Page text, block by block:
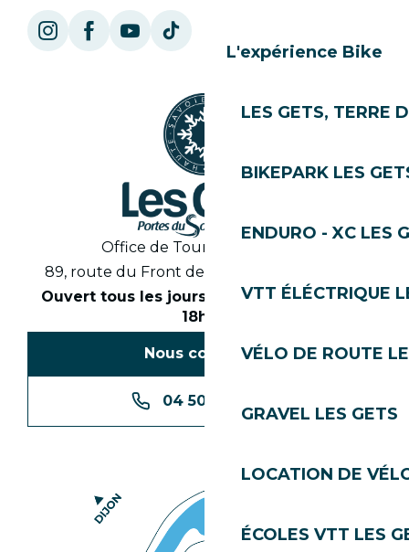
L'expérience Bike
LES GETS, TERRE
BIKEPARK LES
ENDURO - XC LES
VTT ÉLÉCTRIQUE
VÉLO DE ROUTE
GRAVEL LES GETS
LOCATION DE
ÉCOLES VTT LES
Office de Tourisme des Gets
89, route du Front de Neige 74260 Les Gets
Ouvert tous les jours en saison de 8h30 à
18h30
Nous contacter
04 50 74 74 74